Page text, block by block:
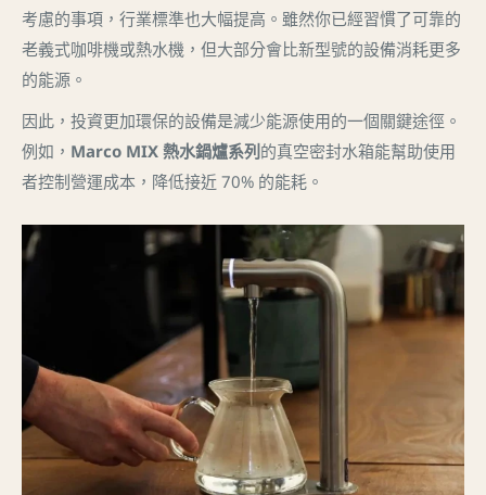
考慮的事項，行業標準也大幅提高。雖然你已經習慣了可靠的
老義式咖啡機或熱水機，但大部分會比新型號的設備消耗更多
的能源。
因此，投資更加環保的設備是減少能源使用的一個關鍵途徑。
例如， Marco MIX 熱水鍋爐系列 的真空密封水箱能幫助使用
者控制營運成本，降低接近 70% 的能耗。